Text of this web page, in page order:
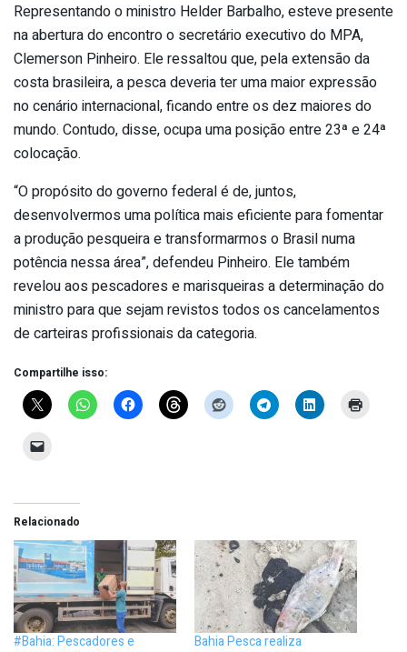
Representando o ministro Helder Barbalho, esteve presente
na abertura do encontro o secretário executivo do MPA,
Clemerson Pinheiro. Ele ressaltou que, pela extensão da
costa brasileira, a pesca deveria ter uma maior expressão
no cenário internacional, ficando entre os dez maiores do
mundo. Contudo, disse, ocupa uma posição entre 23ª e 24ª
colocação.
“O propósito do governo federal é de, juntos,
desenvolvermos uma política mais eficiente para fomentar
a produção pesqueira e transformarmos o Brasil numa
potência nessa área”, defendeu Pinheiro. Ele também
revelou aos pescadores e marisqueiras a determinação do
ministro para que sejam revistos todos os cancelamentos
de carteiras profissionais da categoria.
Compartilhe isso:
Relacionado
#Bahia: Pescadores e
Bahia Pesca realiza